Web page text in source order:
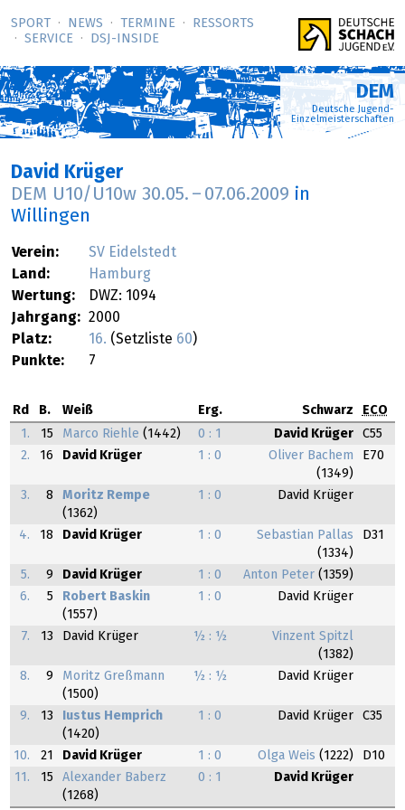
SPORT NEWS TERMINE
RESSORTS
SERVICE
DSJ-­INSIDE
DEM
Deutsche Jugend-
Einzelmeisterschaften
David Krüger
DEM U10/U10w 30.05. – 07.06.2009 in
Willingen
Verein:
SV Eidelstedt
Land:
Hamburg
Wertung:
DWZ: 1094
Jahrgang: 2000
Platz:
16. (Setzliste 60)
Punkte:
7
Rd B. Weiß Erg. Schwarz
ECO
1.
15 Marco Riehle (1442) 0 : 1 David Krüger
C55
2.
16 David Krüger 1 : 0
Oliver Bachem
(1349)
E70
3. 8
Moritz Rempe
(1362)
1 : 0 David Krüger
4. 18 David Krüger 1 : 0
Sebastian Pallas
(1334)
D31
5. 9 David Krüger 1 : 0 Anton Peter (1359)
6.
5
Robert Baskin
(1557)
1 : 0 David Krüger
7. 13 David Krüger ½ : ½
Vinzent Spitzl
(1382)
8.
9
Moritz Greßmann
(1500)
½ : ½ David Krüger
9. 13
Iustus Hemprich
(1420)
1 : 0 David Krüger C35
10. 21 David Krüger 1 : 0 Olga Weis (1222)
D10
11.
15
Alexander Baberz
(1268)
0 : 1 David Krüger